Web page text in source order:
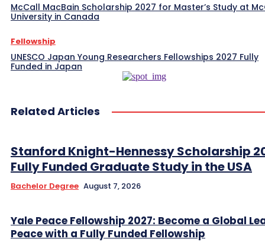
McCall MacBain Scholarship 2027 for Master’s Study at
University in Canada
Fellowship
UNESCO Japan Young Researchers Fellowships 2027 Fully
Funded in Japan
Related Articles
Stanford Knight-Hennessy Scholarship
Fully Funded Graduate Study in the USA
Bachelor Degree August 7, 2026
Yale Peace Fellowship 2027: Become a Global
Peace with a Fully Funded Fellowship